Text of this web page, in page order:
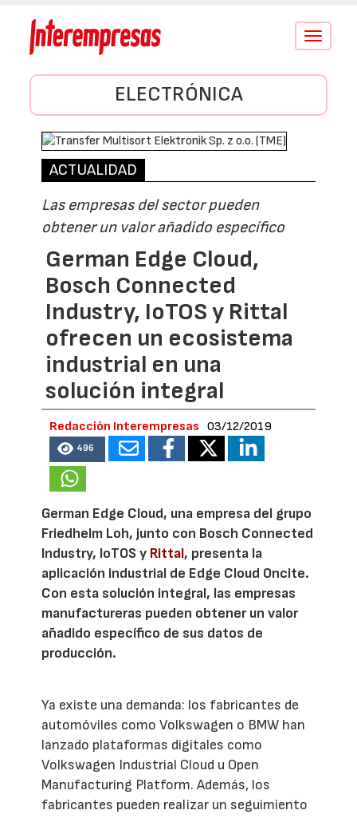
Conmutar
ELECTRÓNICA
ACTUALIDAD
Las empresas del sector pueden
obtener un valor añadido específico
German Edge Cloud,
Bosch Connected
Industry, IoTOS y Rittal
ofrecen un ecosistema
industrial en una
solución integral
Redacción Interempresas 03/12/2019
496
German Edge Cloud, una empresa del grupo
Friedhelm Loh, junto con Bosch Connected
Industry, IoTOS y Rittal, presenta la
aplicación industrial de Edge Cloud Oncite.
Con esta solución integral, las empresas
manufactureras pueden obtener un valor
añadido específico de sus datos de
producción.
Ya existe una demanda: los fabricantes de
automóviles como Volkswagen o BMW han
lanzado plataformas digitales como
Volkswagen Industrial Cloud u Open
Manufacturing Platform. Además, los
fabricantes pueden realizar un seguimiento